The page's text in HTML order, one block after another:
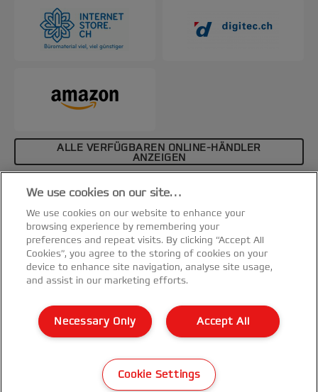
ALLE VERFÜGBAREN ONLINE-HÄNDLER
ANZEIGEN
Spezifikationen & Merkmale
Kundenservice
Garantie Bedingungen
©2026 ACCO Brands
We use cookies on our site…
We use cookies on our website to enhance your
browsing experience by remembering your
preferences and repeat visits. By clicking “Accept All
Cookies”, you agree to the storing of cookies on your
device to enhance site navigation, analyse site usage,
and assist in our marketing efforts.
Accept All
Necessary Only
Cookie Settings